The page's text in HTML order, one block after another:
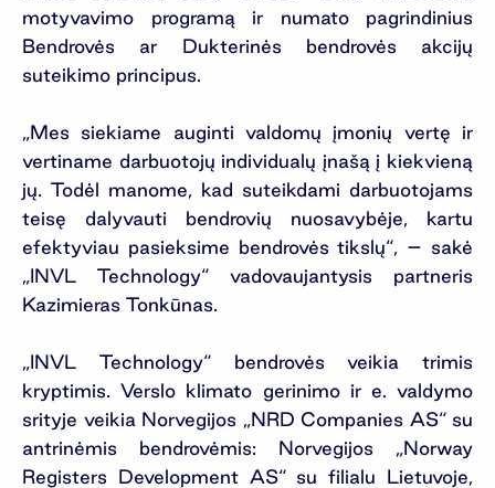
motyvavimo programą ir numato pagrindinius
Bendrovės ar Dukterinės bendrovės akcijų
suteikimo principus.
„Mes siekiame auginti valdomų įmonių vertę ir
vertiname darbuotojų individualų įnašą į kiekvieną
jų. Todėl manome, kad suteikdami darbuotojams
teisę dalyvauti bendrovių nuosavybėje, kartu
efektyviau pasieksime bendrovės tikslų“, – sakė
„INVL Technology“ vadovaujantysis partneris
Kazimieras Tonkūnas.
„INVL Technology“ bendrovės veikia trimis
kryptimis. Verslo klimato gerinimo ir e. valdymo
srityje veikia Norvegijos „NRD Companies AS“ su
antrinėmis bendrovėmis: Norvegijos „Norway
Registers Development AS“ su filialu Lietuvoje,